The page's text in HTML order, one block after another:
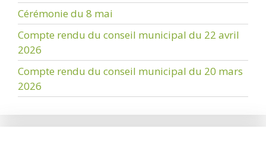
Cérémonie du 8 mai
Compte rendu du conseil municipal du 22 avril
2026
Compte rendu du conseil municipal du 20 mars
2026